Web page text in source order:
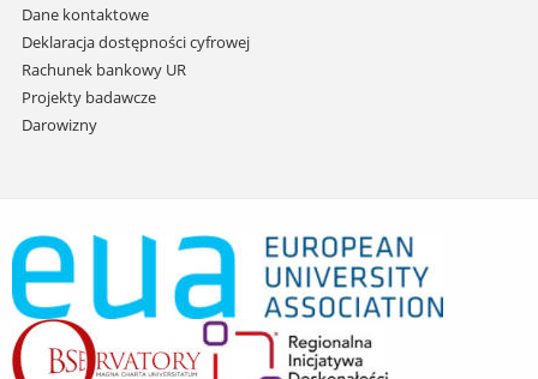
Dane kontaktowe
Deklaracja dostępności cyfrowej
Rachunek bankowy UR
Projekty badawcze
Darowizny